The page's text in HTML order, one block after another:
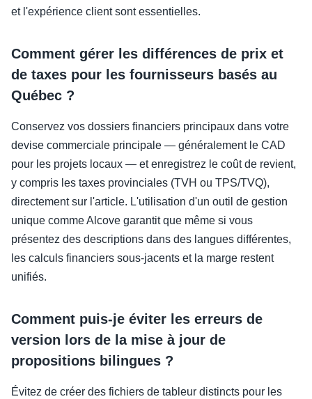
et l'expérience client sont essentielles.
Comment gérer les différences de prix et
de taxes pour les fournisseurs basés au
Québec ?
Conservez vos dossiers financiers principaux dans votre
devise commerciale principale — généralement le CAD
pour les projets locaux — et enregistrez le coût de revient,
y compris les taxes provinciales (TVH ou TPS/TVQ),
directement sur l'article. L'utilisation d'un outil de gestion
unique comme Alcove garantit que même si vous
présentez des descriptions dans des langues différentes,
les calculs financiers sous-jacents et la marge restent
unifiés.
Comment puis-je éviter les erreurs de
version lors de la mise à jour de
propositions bilingues ?
Évitez de créer des fichiers de tableur distincts pour les